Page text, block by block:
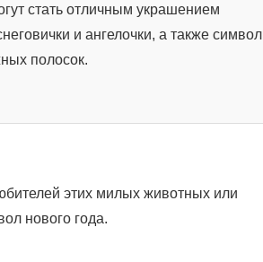
стать отличным украшением
и ангелочки, а также символ
полосок.
этих милых животных или
нового года.